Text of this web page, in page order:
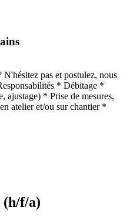
pas et postulez, nous
* Débitage *
ajustage) * Prise de mesures,
atelier et/ou sur chantier *
(h/f/a)